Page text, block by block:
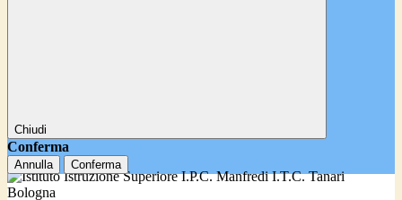
Chiudi
Conferma
Annulla Conferma